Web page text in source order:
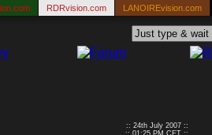
RDRvision.com LANOIREvision.com
:: 24th July 2007 ::
:: 01:25 PM CET ::